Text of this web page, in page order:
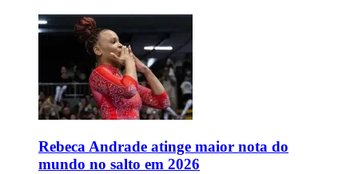
Rebeca Andrade atinge maior nota do
mundo no salto em 2026